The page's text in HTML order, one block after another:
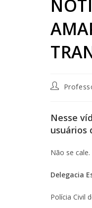
Nesse
usuários
Não se cale.
Delegacia
Polícia Civil